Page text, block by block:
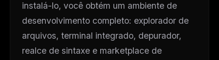
instalá-lo, você obtém um ambiente de
desenvolvimento completo: explorador de
arquivos, terminal integrado, depurador,
realce de sintaxe e marketplace de